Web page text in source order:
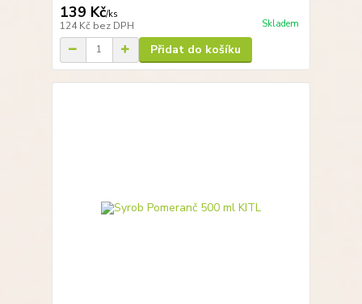
139 Kč/ks
124 Kč bez DPH Skladem
Přidat do košíku